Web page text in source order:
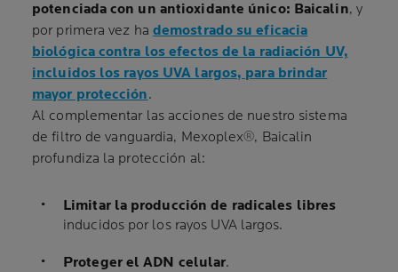
potenciada con un antioxidante único: Baicalin, y
por primera vez ha demostrado su eficacia
biológica contra los efectos de la radiación UV,
incluidos los rayos UVA largos, para brindar
mayor protección.
Al complementar las acciones de nuestro sistema
de filtro de vanguardia, Mexoplex®, Baicalin
profundiza la protección al:
Limitar la producción de radicales libres
inducidos por los rayos UVA largos.
Proteger el ADN celular.